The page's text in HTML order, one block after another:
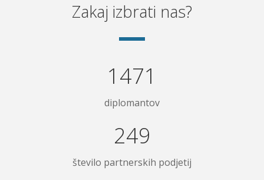
Zakaj izbrati nas?
1617
diplomantov
274
število partnerskih podjetij